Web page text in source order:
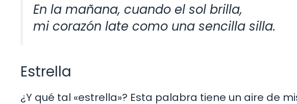
En la mañana, cuando el sol brilla,
mi corazón late como una sencilla silla.
Estrella
¿Y qué tal «estrella»? Esta palabra tiene un aire de